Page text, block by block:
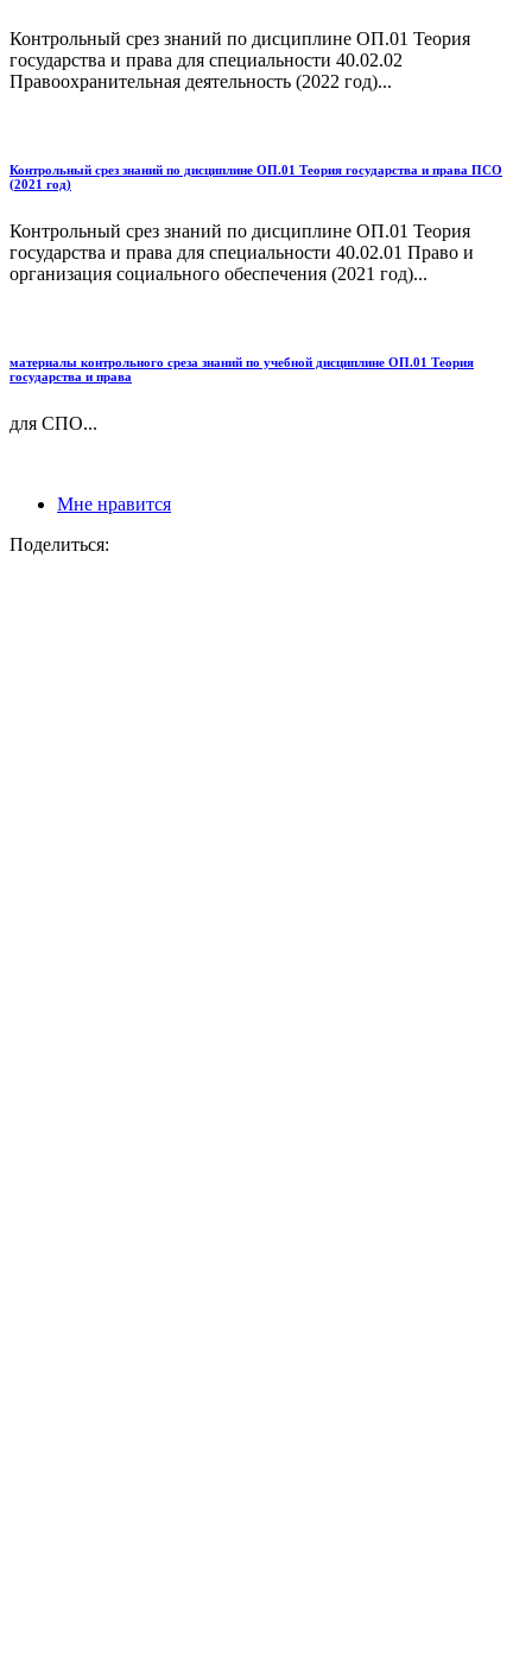
Контрольный срез знаний по дисциплине ОП.01 Теория
государства и права для специальности 40.02.02
Правоохранительная деятельность (2022 год)...
Контрольный срез знаний по дисциплине ОП.01 Теория государства и права ПСО
(2021 год)
Контрольный срез знаний по дисциплине ОП.01 Теория
государства и права для специальности 40.02.01 Право и
организация социального обеспечения (2021 год)...
материалы контрольного среза знаний по учебной дисциплине ОП.01 Теория
государства и права
для СПО...
Мне нравится
Поделиться: